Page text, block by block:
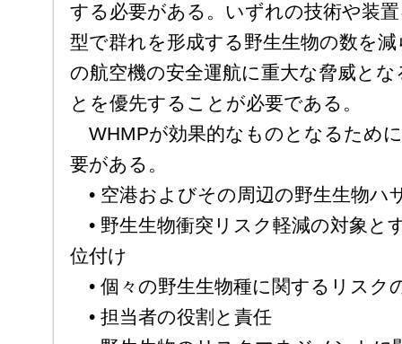
する必要がある。いずれの技術や装
型で群れを形成する野生生物の数を
の航空機の安全運航に重大な脅威と
とを優先することが必要である。
WHMPが効果的なものとなるため
要がある。
• 空港およびその周辺の野生生物ハ
• 野生生物衝突リスク軽減の対象と
位付け
• 個々の野生生物種に関するリスク
• 担当者の役割と責任